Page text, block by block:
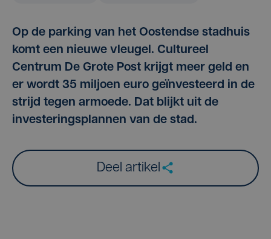
Op de parking van het Oostendse stadhuis
komt een nieuwe vleugel. Cultureel
Centrum De Grote Post krijgt meer geld en
er wordt 35 miljoen euro geïnvesteerd in de
strijd tegen armoede. Dat blijkt uit de
investeringsplannen van de stad.
Deel artikel